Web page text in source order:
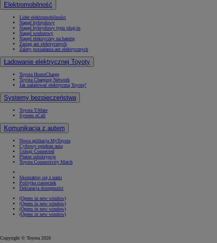
Elektromobilność
Lider elektromobilności
Napęd hybrydowy
Napęd hybrydowy typu plug-in
Napęd wodorowy
Napęd elektryczny na baterię
Zasięg aut elektrycznych
Zalety posiadania aut elektrycznych
Ładowanie elektrycznej Toyoty
Toyota HomeCharge
Toyota Charging Network
Jak naładować elektryczną Toyotę?
Systemy bezpieczeństwa
Toyota T-Mate
System eCall
Komunikacja z autem
Nowa aplikacja MyToyota
Cyfrowy opiekun auta
Usługi Connected
Płatne subskrypcje
Toyota Connectivity Match
Skontaktuj się z nami
Polityka ciasteczek
Deklaracja dostępności
(Opens in new window)
(Opens in new window)
(Opens in new window)
(Opens in new window)
Copyright © Toyota 2026